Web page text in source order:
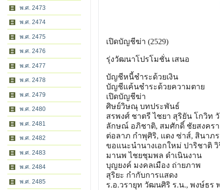
พ.ศ. 2473
พ.ศ. 2474
พ.ศ. 2475
พ.ศ. 2476
พ.ศ. 2477
พ.ศ. 2478
พ.ศ. 2479
พ.ศ. 2480
พ.ศ. 2481
พ.ศ. 2482
พ.ศ. 2483
พ.ศ. 2484
พ.ศ. 2485
เปิดบัญชีฆ่า (2529)
รุ่งวัฒนาโปรโมชั่น เสนอ
บัญชีหนี้ชำระด้วยเงิน
บัญชีแค้นชำระด้วยความตาย
เปิดบัญชีฆ่า
ศิษย์วิษณุ บทประพันธ์
สรพงศ์ ชาตรี ไชยา สุริยัน โกวิท
ลักษณ์ อภิชาติ, สมศักดิ์ ชัยสงคร
ต่อลาภ กำพุศิริ, แดง ซ่าส์, สินา
ขอแนะนำนางเอกใหม่ ปาริชาติ
มานพ ไชยชุมพล ดำเนินงาน
บุญยงค์ มงคลเมือง ถ่ายภาพ
สุริยะ กำกับการแสดง
ร.อ.วรายุท วัฒนศิริ ร.น., พงษ์ธร